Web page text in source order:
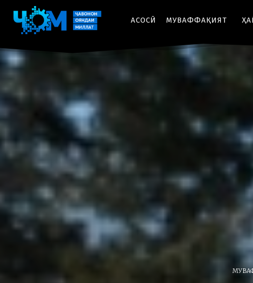
АСОСӢ МУВАФФАҚИЯТ